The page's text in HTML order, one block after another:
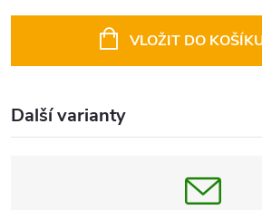
VLOŽIT DO
Další varianty